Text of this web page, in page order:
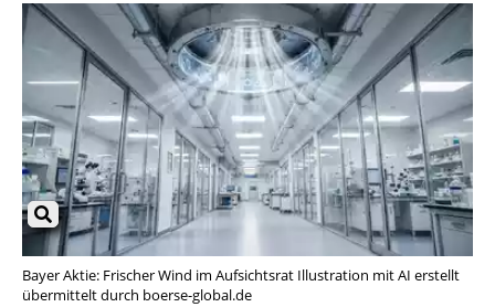
Bayer Aktie: Frischer Wind im Aufsichtsrat Illustration mit AI erstellt
übermittelt durch boerse-global.de